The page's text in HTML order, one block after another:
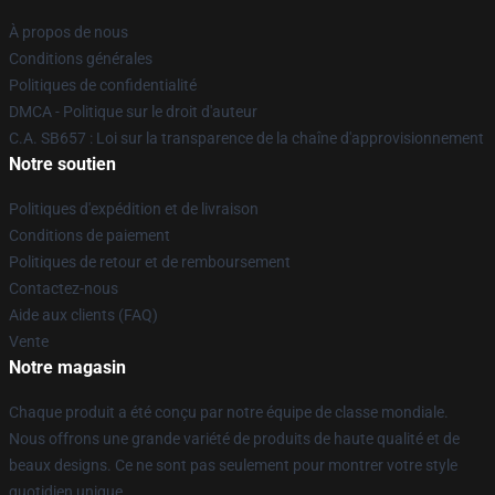
À propos de nous
Conditions générales
Politiques de confidentialité
DMCA - Politique sur le droit d'auteur
C.A. SB657 : Loi sur la transparence de la chaîne d'approvisionnement
Notre soutien
Politiques d'expédition et de livraison
Conditions de paiement
Politiques de retour et de remboursement
Contactez-nous
Aide aux clients (FAQ)
Vente
Notre magasin
Chaque produit a été conçu par notre équipe de classe mondiale.
Nous offrons une grande variété de produits de haute qualité et de
beaux designs. Ce ne sont pas seulement pour montrer votre style